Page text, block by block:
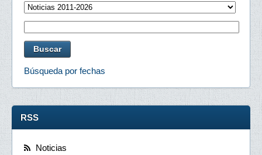
Búsqueda por fechas
RSS
Noticias